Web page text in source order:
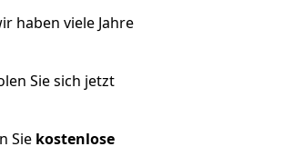
haben viele Jahre
Sie sich jetzt
Sie kostenlose